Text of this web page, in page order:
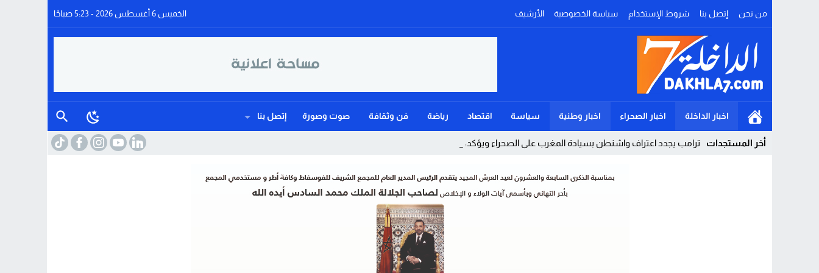
من نحن إتصل بنا شروط الإستخدام سياسة الخصوصية الأرشيف الخميس 6 أغسطس 2026 - 5:23 صباحًا
اخبار الداخلة اخبار الصحراء اخبار وطنية سياسة اقتصاد رياضة فن وثقافة صوت وصورة إتصل بنا
أخر المستجدات ترامب يجدد اعتراف واشنطن بسيادة المغرب على الصحراء ويؤكد: الحكم الذاتي هو _